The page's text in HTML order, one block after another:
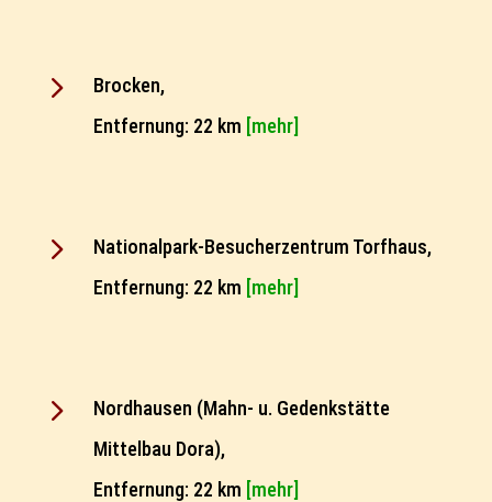
5
Brocken,
Entfernung: 22 km [mehr]
5
Nationalpark-Besucherzentrum Torfhaus,
Entfernung: 22 km [mehr]
5
Nordhausen (Mahn- u. Gedenkstätte
Mittelbau Dora),
Entfernung: 22 km [mehr]